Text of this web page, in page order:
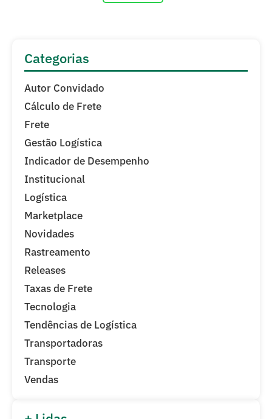
Categorias
Autor Convidado
Cálculo de Frete
Frete
Gestão Logística
Indicador de Desempenho
Institucional
Logística
Marketplace
Novidades
Rastreamento
Releases
Taxas de Frete
Tecnologia
Tendências de Logística
Transportadoras
Transporte
Vendas